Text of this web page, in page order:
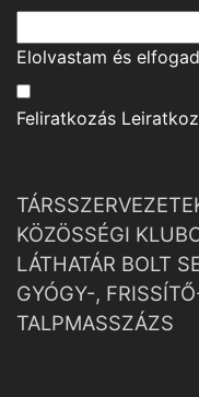
Elolvastam és
Feliratkozás
KÖZÖSSÉGI
LÁTHATÁR BOLT
GYÓGY-,
TALPMASSZÁZS